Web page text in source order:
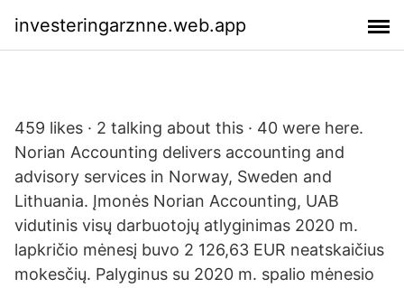
investeringarznne.web.app
459 likes · 2 talking about this · 40 were here.
Norian Accounting delivers accounting and
advisory services in Norway, Sweden and
Lithuania. Įmonės Norian Accounting, UAB
vidutinis visų darbuotojų atlyginimas 2020 m.
lapkričio mėnesį buvo 2 126,63 EUR neatskaičius
mokesčių. Palyginus su 2020 m. spalio mėnesio